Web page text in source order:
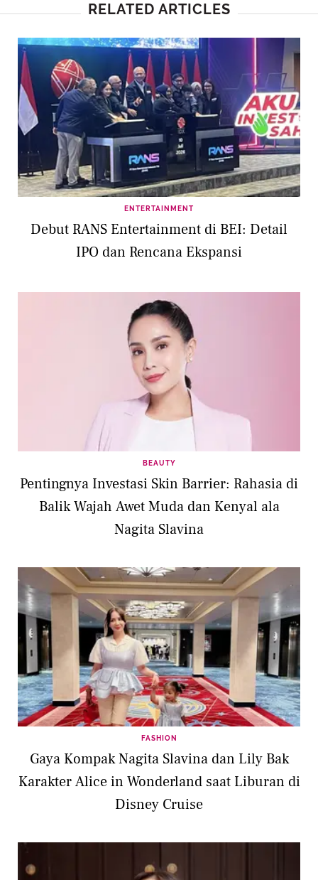
RELATED ARTICLES
ENTERTAINMENT
Debut RANS Entertainment di BEI: Detail
IPO dan Rencana Ekspansi
BEAUTY
Pentingnya Investasi Skin Barrier: Rahasia di
Balik Wajah Awet Muda dan Kenyal ala
Nagita Slavina
FASHION
Gaya Kompak Nagita Slavina dan Lily Bak
Karakter Alice in Wonderland saat Liburan di
Disney Cruise